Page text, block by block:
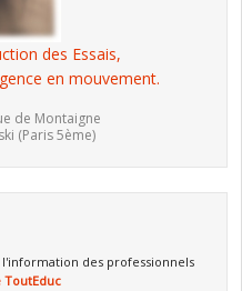
des Essais,
en mouvement.
de Montaigne
(Paris 5ème)
des professionnels
ToutEduc